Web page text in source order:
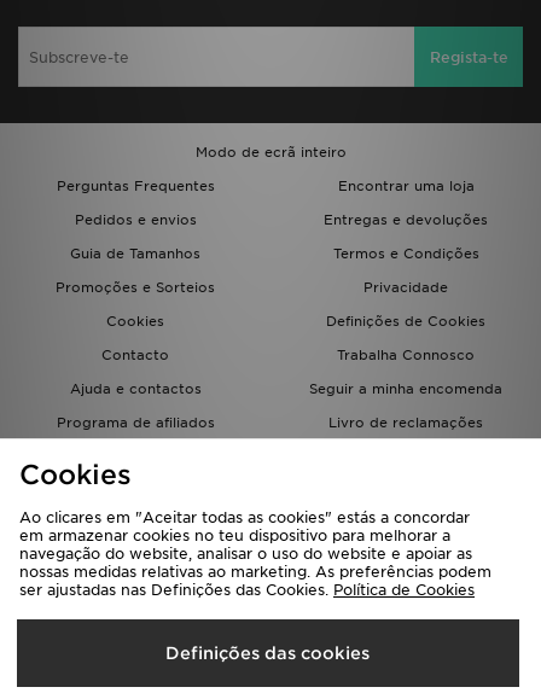
Regista-te
Modo de ecrã inteiro
Perguntas Frequentes
Encontrar uma loja
Pedidos e envios
Entregas e devoluções
Guia de Tamanhos
Termos e Condições
Promoções e Sorteios
Privacidade
Cookies
Definições de Cookies
Contacto
Trabalha Connosco
Ajuda e contactos
Seguir a minha encomenda
Programa de afiliados
Livro de reclamações
Seleciona O País
Portugal
Cookies
Ao clicares em "Aceitar todas as cookies" estás a concordar
em armazenar cookies no teu dispositivo para melhorar a
navegação do website, analisar o uso do website e apoiar as
nossas medidas relativas ao marketing. As preferências podem
ser ajustadas nas Definições das Cookies. Política de Cookies
Definições das cookies